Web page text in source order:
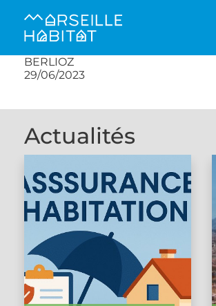
BERLIOZ
29/06/2023
Actualités